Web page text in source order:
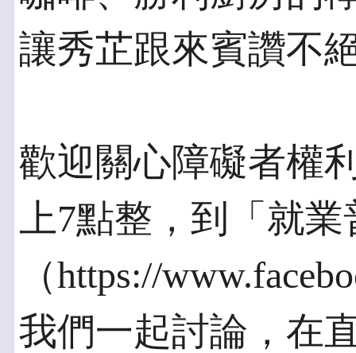
讓秀芷跟來賓讚不
歡迎關心障礙者權
上7點整，到「就
（https://
我們一起討論，在